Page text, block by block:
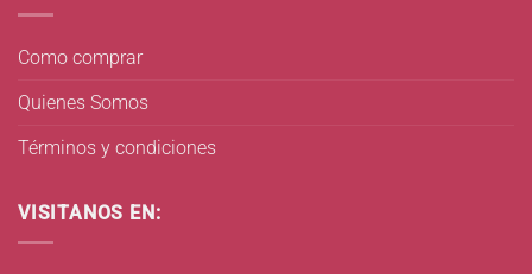
Como comprar
Quienes Somos
Términos y condiciones
VISITANOS EN: